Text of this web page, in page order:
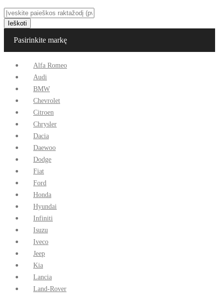
Ieškoti
Pasirinkite markę
Alfa Romeo
Audi
BMW
Chevrolet
Citroen
Chrysler
Dacia
Daewoo
Dodge
Fiat
Ford
Honda
Hyundai
Infiniti
Isuzu
Iveco
Jeep
Kia
Lancia
Land-Rover